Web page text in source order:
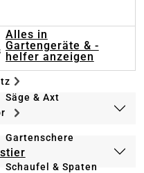
Alles in
Gartengeräte & -
helfer anzeigen
Säge & Axt
Gartenschere
Schaufel & Spaten